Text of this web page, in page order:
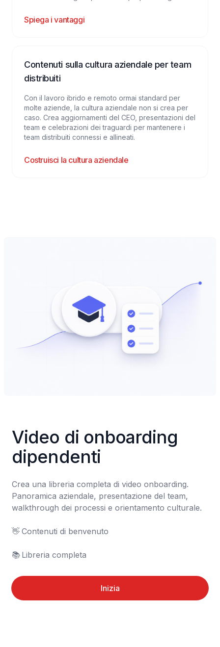
Spiega i vantaggi
Contenuti sulla cultura aziendale per team
distribuiti
Con il lavoro ibrido e remoto ormai standard per
molte aziende, la cultura aziendale non si crea per
caso. Crea aggiornamenti del CEO, presentazioni del
team e celebrazioni dei traguardi per mantenere i
team distribuiti connessi e allineati.
Costruisci la cultura aziendale
Video di onboarding
dipendenti
Crea una libreria completa di video onboarding.
Panoramica aziendale, presentazione del team,
walkthrough dei processi e orientamento culturale.
👋	Contenuti di benvenuto
📚	Libreria completa
Inizia